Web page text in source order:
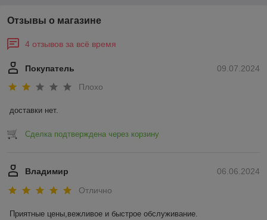
Отзывы о магазине
4 отзывов за всё время
09.07.2024
Покупатель
Плохо
доставки нет.
Сделка подтверждена через корзину
06.06.2024
Владимир
Отлично
Приятные цены,вежливое и быстрое обслуживание.